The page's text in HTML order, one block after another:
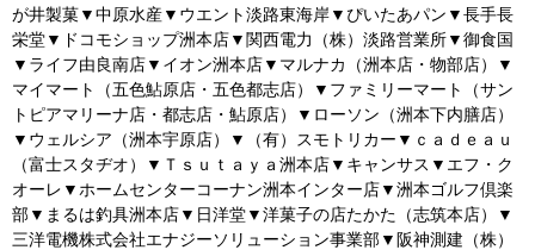
が井製菓▼中原水産▼ウエント淡路東海岸▼ぴいたあパン▼長手長
栄堂▼ドコモショップ洲本店▼関西電力（株）淡路営業所▼御食国
▼ライフ由良南店▼イオン洲本店▼マルナカ（洲本店・物部店）▼
マイマート（五色鮎原店・五色都志店）▼ファミリーマート（サン
トピアマリーナ店・都志店・鮎原店）▼ローソン（洲本下内膳店）
▼ウェルシア（洲本宇原店）▼（有）スモトリカー▼ｃａｄｅａｕ
（富士スタヂオ）▼Ｔｓｕｔａｙａ洲本店▼キャンサス▼エフ・ク
オーレ▼ホームセンターコーナン洲本インター店▼洲本ゴルフ倶楽
部▼まるは釣具洲本店▼日洋堂▼洋菓子の店たかた（志筑本店）▼
三洋電機株式会社エナジーソリューション事業部▼阪神測建（株）